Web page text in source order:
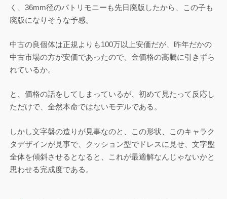
く、36mm径のパトリモニーも先日廃版したから、この子も
廃版になりそうな予感。
中古の良個体は正規よりも100万以上安価だが、昨年だかの
中古市場の方が安価であったので、金価格の高騰に引きずら
れているか。
と、価格の話をしてしまっているが、初めて見たって反応し
ただけで、全然本命ではないモデルである。
しかし文字盤の造りが見事なのと、この形状、このキャラク
タデザインが見事で、クッション型でドレスに見せ、文字盤
全体を傾斜させるとなると、これが最適解なんじゃないかと
思わせる完成度である。